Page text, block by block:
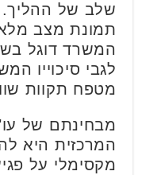
שלב של ההליך.
תמונת מצב
המשרד דוגל
לגבי סיכוייו
מטפח תקוות
מבחינתם של
המרכזית היא
מקסימלי על